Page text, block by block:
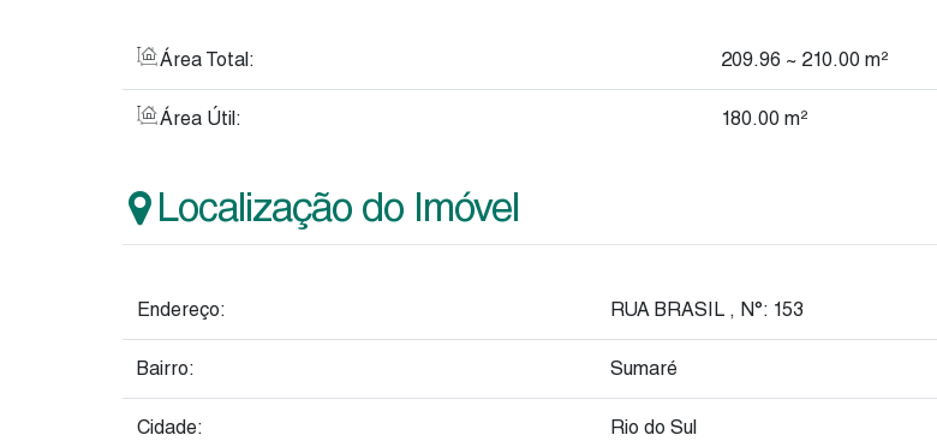
Área Total: 209.96 ~ 210.00 m²
Área Útil: 180.00 m²
Localização do Imóvel
Endereço: RUA BRASIL , N°: 153
Bairro: Sumaré
Cidade: Rio do Sul